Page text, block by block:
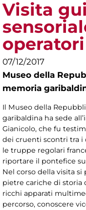
Visita
07/12/2017
Museo della
memoria
Il Museo della
garibaldina ha sede
Gianicolo, che fu
dei cruenti scontri tra i
le truppe regolari
riportare il pontefice
Nel corso della visita
pietre cariche di storia
ricchi apparati
percorso, conoscere